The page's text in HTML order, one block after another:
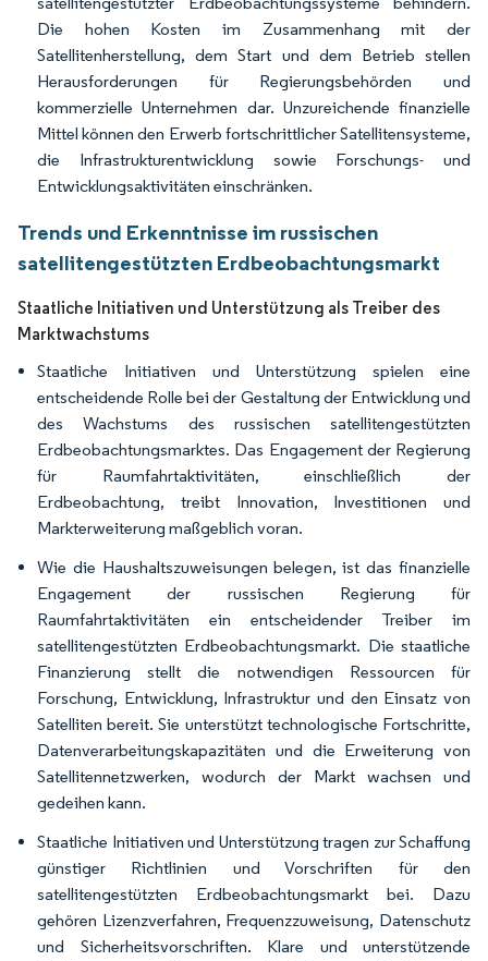
Die hohen Kosten im Zusammenhang mit der
Satellitenherstellung, dem Start und dem Betrieb stellen
Herausforderungen für Regierungsbehörden und
kommerzielle Unternehmen dar. Unzureichende finanzielle
Mittel können den Erwerb fortschrittlicher Satellitensysteme,
die Infrastrukturentwicklung sowie Forschungs- und
Entwicklungsaktivitäten einschränken.
Trends und Erkenntnisse im russischen
satellitengestützten Erdbeobachtungsmarkt
Staatliche Initiativen und Unterstützung als Treiber des
Marktwachstums
Staatliche Initiativen und Unterstützung spielen eine
entscheidende Rolle bei der Gestaltung der Entwicklung und
des Wachstums des russischen satellitengestützten
Erdbeobachtungsmarktes. Das Engagement der Regierung
für Raumfahrtaktivitäten, einschließlich der
Erdbeobachtung, treibt Innovation, Investitionen und
Markterweiterung maßgeblich voran.
Wie die Haushaltszuweisungen belegen, ist das finanzielle
Engagement der russischen Regierung für
Raumfahrtaktivitäten ein entscheidender Treiber im
satellitengestützten Erdbeobachtungsmarkt. Die staatliche
Finanzierung stellt die notwendigen Ressourcen für
Forschung, Entwicklung, Infrastruktur und den Einsatz von
Satelliten bereit. Sie unterstützt technologische Fortschritte,
Datenverarbeitungskapazitäten und die Erweiterung von
Satellitennetzwerken, wodurch der Markt wachsen und
gedeihen kann.
Staatliche Initiativen und Unterstützung tragen zur Schaffung
günstiger Richtlinien und Vorschriften für den
satellitengestützten Erdbeobachtungsmarkt bei. Dazu
gehören Lizenzverfahren, Frequenzzuweisung, Datenschutz
und Sicherheitsvorschriften. Klare und unterstützende